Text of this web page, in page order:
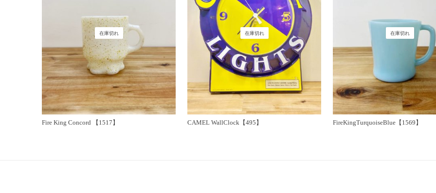
在庫切れ
Fire King Concord 【1517】
在庫切れ
CAMEL WallClock【495】
在庫切れ
FireKingTurquoiseBlue【1569】